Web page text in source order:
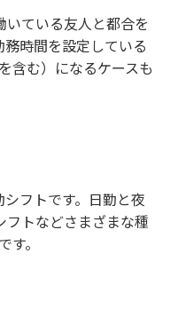
ている友人と都合を
時間を設定している
含む）になるケースも
フトです。日勤と夜
トなどさまざまな種
。